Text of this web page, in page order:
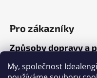
My, společnost
Pro zákazníky
Způsoby dopravy a
Jak nakupovat